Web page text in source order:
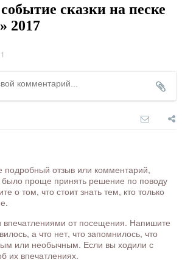
сказки на песке
2017
1
подробный отзыв или комментарий,
проще принять решение по поводу
о том, что стоит знать тем, кто только
впечатлениями от посещения. Напишите
а что нет, что запомнилось, что
или необычным. Если вы ходили с
их впечатлениях.